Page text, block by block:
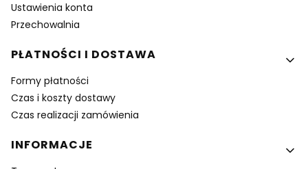
Ustawienia konta
Przechowalnia
PŁATNOŚCI I DOSTAWA
Formy płatności
Czas i koszty dostawy
Czas realizacji zamówienia
INFORMACJE